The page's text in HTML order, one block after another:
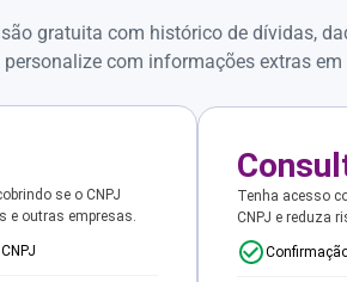
gratuita com histórico de dívidas,
com informações extras
se o CNPJ
e outras empresas.
Tenha acesso
CNPJ e reduza